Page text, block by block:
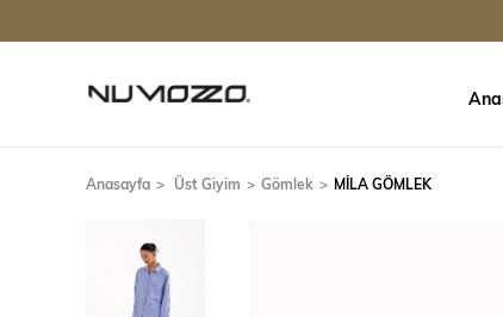
Anasayfa Üst Giyim Gömlek MİLA GÖMLEK